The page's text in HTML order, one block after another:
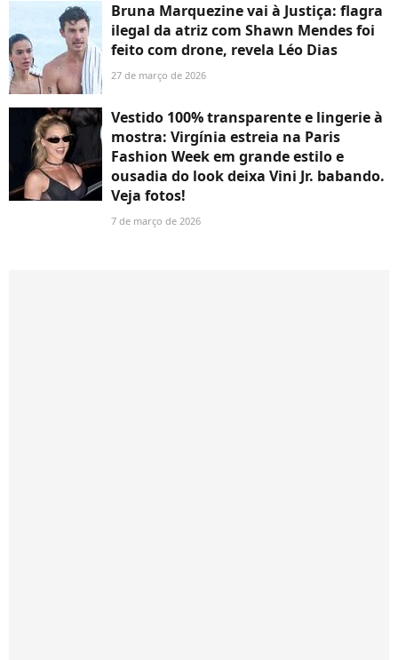
Bruna Marquezine vai à Justiça: flagra
ilegal da atriz com Shawn Mendes foi
feito com drone, revela Léo Dias
27 de março de 2026
Vestido 100% transparente e lingerie à
mostra: Virgínia estreia na Paris
Fashion Week em grande estilo e
ousadia do look deixa Vini Jr. babando.
Veja fotos!
7 de março de 2026